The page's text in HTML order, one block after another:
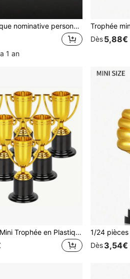
1 pièce Plaque nominative personnalisée gravée, matériau métallique avec dos adhésif, étiquette de nom pour gravure de trophée, plaque nominative en acier inoxydable, pour plaques personnalisées, plaques nominatives décoratives, étiquettes de nom pour le travail, plaque nominative de bureau pour le bureau
1 an
Dès5,88€
1/6 pièces Mini Trophée en Plastique Doré, Trophée de 4 Pouces (4,02 Pouces), Cadeau d'Invité, Accessoire, Récompense, Prix de Victoire, Cadeau de Fête de Cérémonie de Compétition, Pour les Récompenses en Classe, les Événements Sportifs, la Coupe du Monde, les Activités de Groupe, les Représentations, les Prix Sportifs, les Cadeaux de Fête, la Décoration de Cérémonie, Pour les Activités Sportives et de Plein Air, les Fournitures pour Fans de Sports, Trophée Doré Améliorant l'Ambiance, Meilleur Cadeau pour les Collectionneurs!
Dès3,54€